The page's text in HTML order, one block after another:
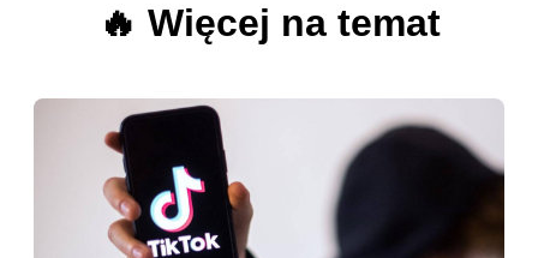
🔥 Więcej na temat